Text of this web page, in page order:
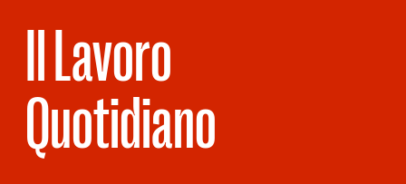
Il Lavoro
Quotidiano